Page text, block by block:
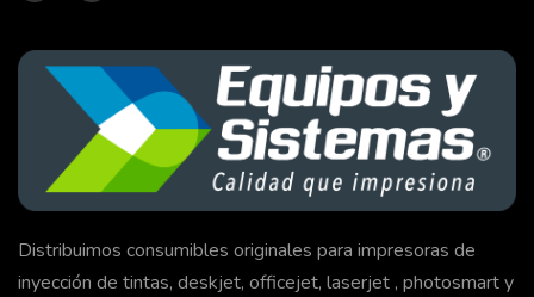
Distribuimos consumibles originales para impresoras de
inyección de tintas, deskjet, officejet, laserjet , photosmart y